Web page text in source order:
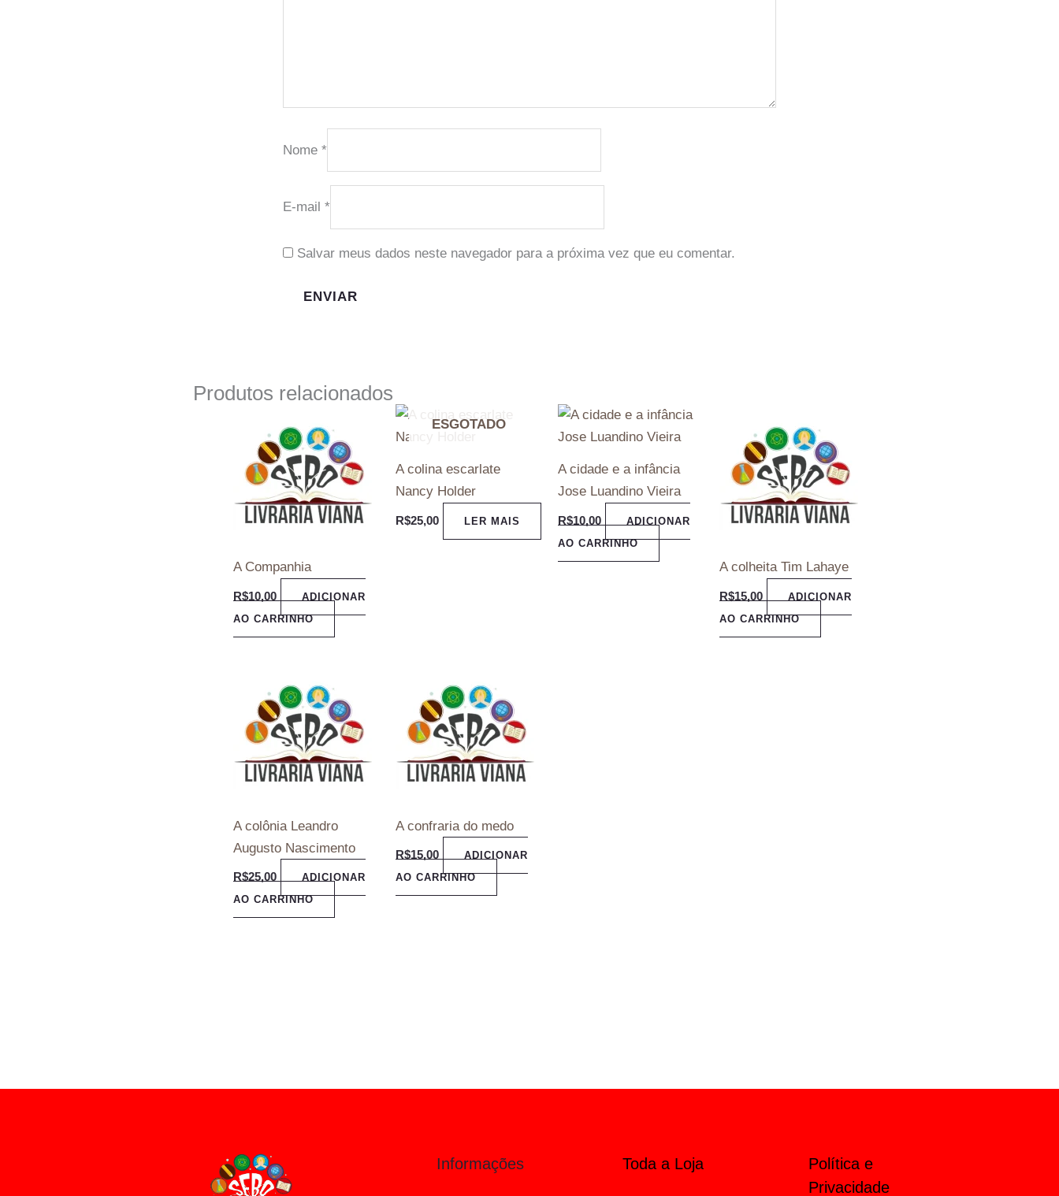
Nome *
E-mail *
Salvar meus dados neste navegador para a próxima vez que eu comentar.
Produtos relacionados
A Companhia
R$10,00
ADICIONAR
AO CARRINHO
ESGOTADO
A colina escarlate
Nancy Holder
R$25,00 LER MAIS
A cidade e a infância
Jose Luandino Vieira
R$10,00
ADICIONAR
AO CARRINHO
A colheita Tim Lahaye
R$15,00
ADICIONAR
AO CARRINHO
A colônia Leandro
Augusto Nascimento
R$25,00
ADICIONAR
AO CARRINHO
A confraria do medo
R$15,00
ADICIONAR
AO CARRINHO
Informações Toda a Loja
Política e
Privacidade